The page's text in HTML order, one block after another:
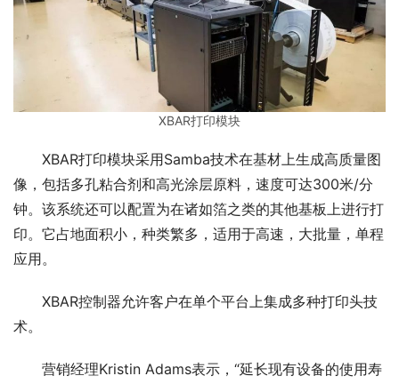
XBAR打印模块
XBAR打印模块采用Samba技术在基材上生成高质量图
像，包括多孔粘合剂和高光涂层原料，速度可达300米/分
钟。该系统还可以配置为在诸如箔之类的其他基板上进行打
印。它占地面积小，种类繁多，适用于高速，大批量，单程
应用。
XBAR控制器允许客户在单个平台上集成多种打印头技
术。
营销经理Kristin Adams表示，“延长现有设备的使用寿